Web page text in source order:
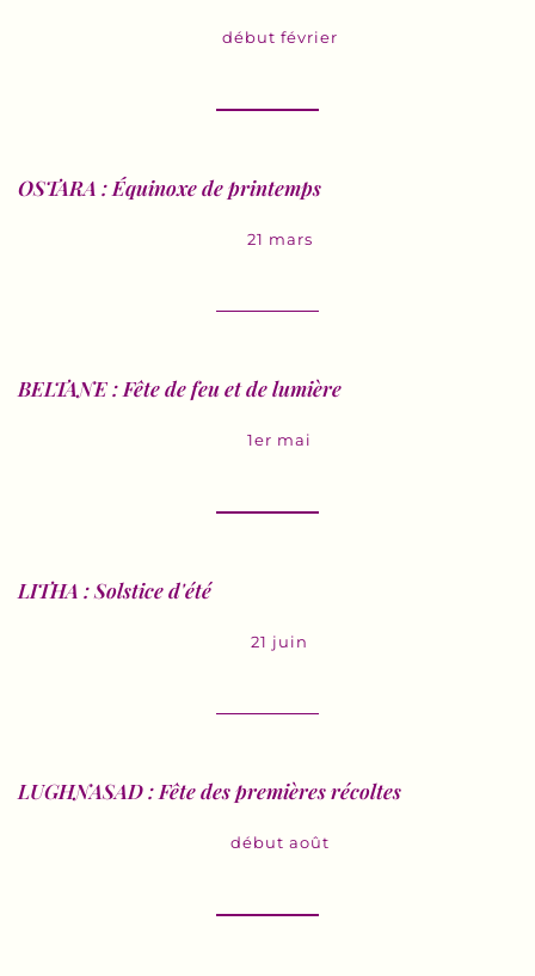
début février
OSTARA : Équinoxe de printemps
21 mars
BELTANE : Fête de feu et de lumière
1er mai
LITHA : Solstice d'été
21 juin
LUGHNASAD : Fête des premières récoltes
début août